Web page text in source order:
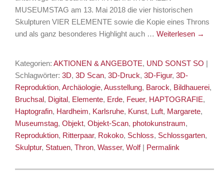
MUSEUMSTAG am 13. Mai 2018 die vier historischen
Skulpturen VIER ELEMENTE sowie die Kopie eines Throns
und als ganz besonderes Highlight auch …Weiterlesen →
Kategorien:AKTIONEN & ANGEBOTE, UND SONST SO |
Schlagwörter:3D,3D Scan,3D-Druck,3D-Figur,3D-
Reproduktion,Archäologie,Ausstellung, Barock, Bildhauerei,
Bruchsal, Digital, Elemente, Erde, Feuer, HAPTOGRAFIE,
Haptografin, Hardheim, Karlsruhe, Kunst, Luft, Margarete,
Museumstag,Objekt,Objekt-Scan, photokunstraum,
Reproduktion, Ritterpaar, Rokoko, Schloss, Schlossgarten,
Skulptur, Statuen,Thron,Wasser,Wolf| Permalink